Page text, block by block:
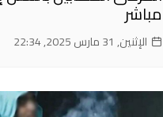
مباشر
الإثنين, 31 مارس 2025, 22:34